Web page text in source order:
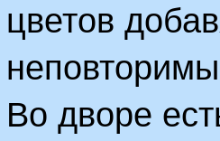
цветов
Во дворе